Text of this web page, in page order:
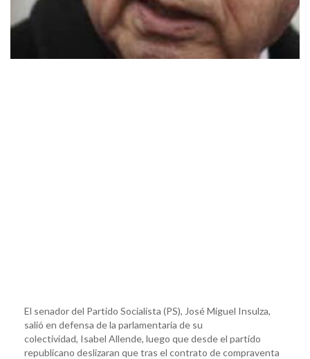
El senador del Partido Socialista (PS), José Miguel Insulza,
salió en defensa de la parlamentaria de su
colectividad, Isabel Allende, luego que desde el partido
republicano deslizaran que tras el contrato de compraventa